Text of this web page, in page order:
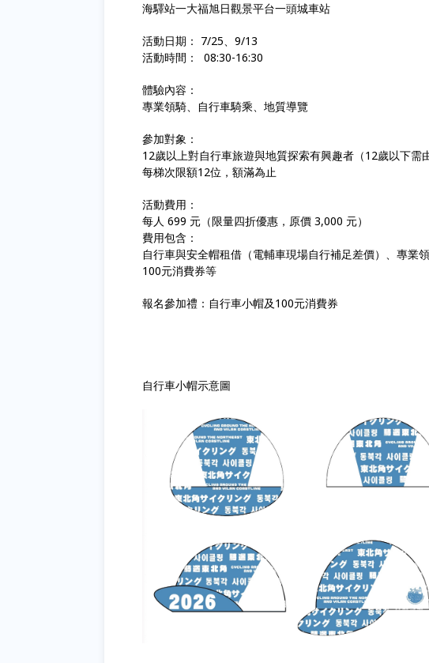
海驛站一大福旭日觀景平台一頭城車站
活動日期： 7/25、9/13
活動時間： 08:30-16:30
體驗內容：
專業領騎、自行車騎乘、地質導覽
參加對象：
12歲以上對自行車旅遊與地質探索有興趣者（12歲以下需
每梯次限額12位，額滿為止
活動費用：
每人 699 元（限量四折優惠，原價 3,000 元）
費用包含：
自行車與安全帽租借（電輔車現場自行補足差價）、專業
100元消費券等
報名參加禮：自行車小帽及100元消費券
自行車小帽示意圖